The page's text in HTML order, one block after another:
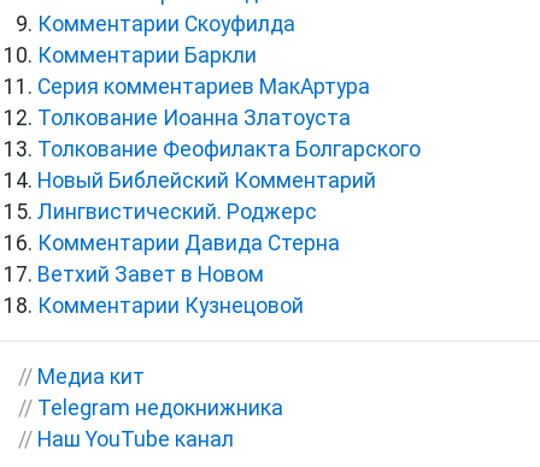
Комментарии Скоуфилда
Комментарии Баркли
Серия комментариев МакАртура
Толкование Иоанна Златоуста
Толкование Феофилакта Болгарского
Новый Библейский Комментарий
Лингвистический. Роджерс
Комментарии Давида Стерна
Ветхий Завет в Новом
Комментарии Кузнецовой
// Медиа кит
// Telegram недокнижника
// Наш YouTube канал